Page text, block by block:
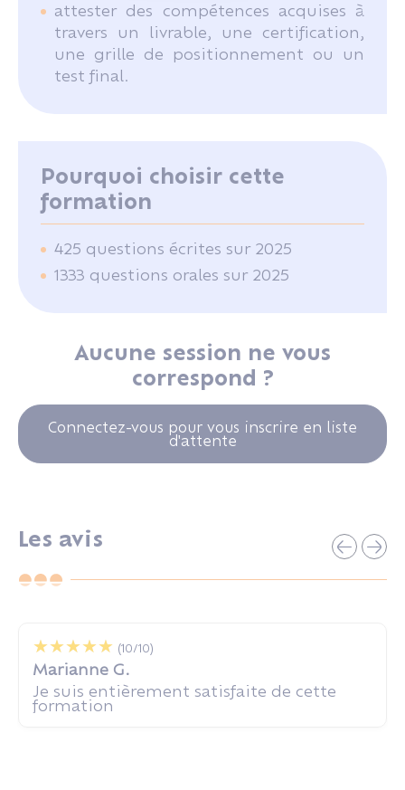
attester des compétences acquises à
travers un livrable, une certification,
une grille de positionnement ou un
test final.
Pourquoi choisir cette
formation
425 questions écrites sur 2025
1333 questions orales sur 2025
Aucune session ne vous
correspond ?
Connectez-vous pour vous inscrire en liste
d'attente
Les avis
(10/10)
Marianne G.
Je suis entièrement satisfaite de cette
formation